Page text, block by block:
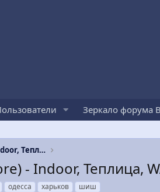
Зеркало форума
UHQ Gourmet (Pharms&Store) - Indoor, Теплица, WAX,THC Oil - Опт, вся Украина!
- Indoor, Теплица,
одесса харьков шиш